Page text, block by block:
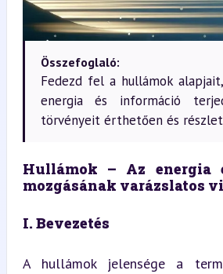
Összefoglaló:
Fedezd fel a hullámok
energia és információ
törvényeit érthetően és
Hullámok – Az energia
mozgásának varázslatos
I. Bevezetés
A hullámok jelensége a